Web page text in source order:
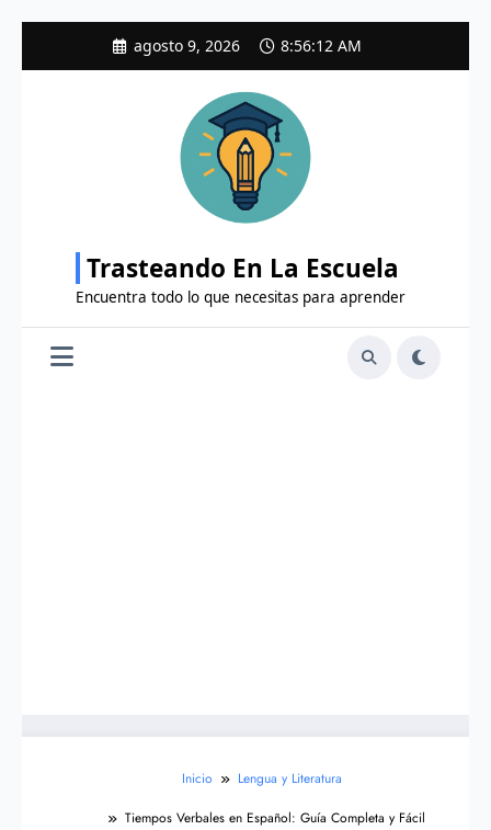
agosto 9, 2026 8:56:13 AM
Trasteando En La Escuela
Encuentra todo lo que necesitas para aprender
Inicio
Lengua y Literatura
Tiempos Verbales en Español: Guía Completa y Fácil